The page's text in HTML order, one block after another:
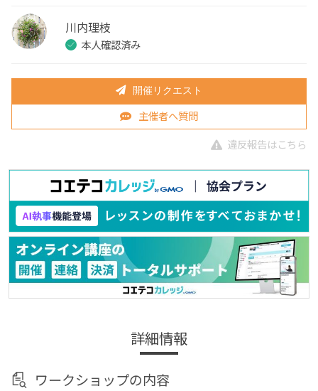
川内理枝
本人確認済み
開催リクエスト
主催者へ質問
違反報告はこちら
詳細情報
ワークショップの内容